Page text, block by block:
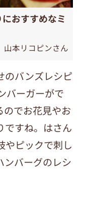
おすすめなミ
山本リコピンさん
のバンズレシピ
バーガーがで
のでお花見やお
ですね。はさん
やピックで刺し
ンバーグのレシ